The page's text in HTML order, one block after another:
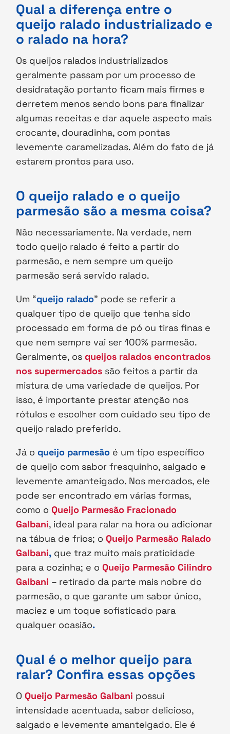
Qual a diferença entre o
queijo ralado industrializado e
o ralado na hora?
Os queijos ralados industrializados
geralmente passam por um processo de
desidratação portanto ficam mais firmes e
derretem menos sendo bons para finalizar
algumas receitas e dar aquele aspecto mais
crocante, douradinha, com pontas
levemente caramelizadas. Além do fato de já
estarem prontos para uso.
O queijo ralado e o queijo
parmesão são a mesma coisa?
Não necessariamente. Na verdade, nem
todo queijo ralado é feito a partir do
parmesão, e nem sempre um queijo
parmesão será servido ralado.
Um “queijo ralado” pode se referir a
qualquer tipo de queijo que tenha sido
processado em forma de pó ou tiras finas e
que nem sempre vai ser 100% parmesão.
Geralmente, osqueijos ralados encontrados
nos supermercados são feitos a partir da
mistura de uma variedade de queijos. Por
isso, é importante prestar atenção nos
rótulos e escolher com cuidado seu tipo de
queijo ralado preferido.
Já oqueijo parmesão é um tipo específico
de queijo com sabor fresquinho, salgado e
levemente amanteigado. Nos mercados, ele
pode ser encontrado em várias formas,
como o Queijo Parmesão Fracionado
Galbani, ideal para ralar na hora ou adicionar
na tábua de frios; o Queijo Parmesão Ralado
Galbani, que traz muito mais praticidade
para a cozinha; e o Queijo Parmesão Cilindro
Galbani – retirado da parte mais nobre do
parmesão, o que garante um sabor único,
maciez e um toque sofisticado para
qualquer ocasião.
Qual é o melhor queijo para
ralar? Confira essas opções
O Queijo Parmesão Galbani possui
intensidade acentuada, sabor delicioso,
salgado e levemente amanteigado. Ele é